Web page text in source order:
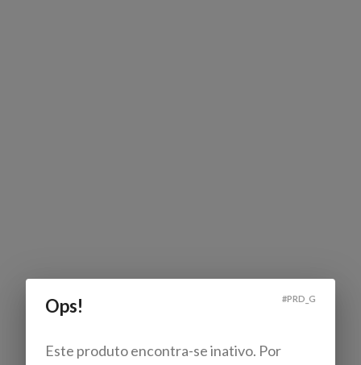
Ops! #PRD_G
Este produto encontra-se inativo. Por